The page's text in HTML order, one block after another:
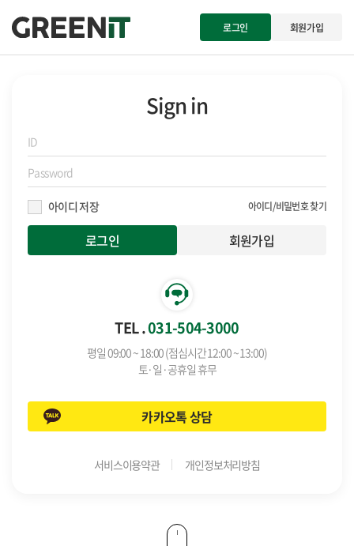
로그인 회원가입
Sign in
아이디 저장 아이디/비밀번호 찾기
회원가입
TEL .031-504-3000
평일 09:00 ~ 18:00 (점심시간 12:00 ~ 13:00)
토·일·공휴일 휴무
카카오톡 상담
서비스이용약관 개인정보처리방침